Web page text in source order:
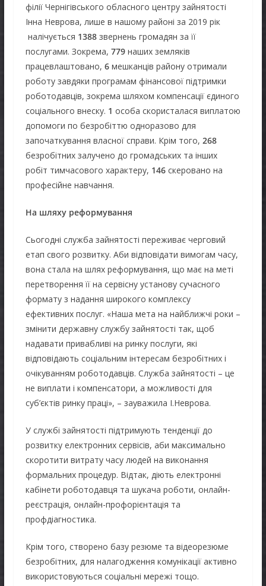
філії Чернігівського обласного центру зайнятості
Інна Неврова, лише в нашому районі за 2019 рік
налічується 1388 звернень громадян за її
послугами. Зокрема, 779 наших земляків
працевлаштовано, 6мешканців району отримали
роботу завдяки програмам фінансової підтримки
роботодавців, зокрема шляхом компенсації єдиного
соціального внеску. 1 особа скористалася виплатою
допомоги по безробіттю одноразово для
започаткування власної справи. Крім того, 268
безробітних залучено до громадських та інших
робіт тимчасового характеру, 146скеровано на
професійне навчання.
На шляху реформування
Сьогодні служба зайнятості переживає черговий
етап свого розвитку. Аби відповідати вимогам часу,
вона стала на шлях реформування, що має на меті
перетворення її на сервісну установу сучасного
формату з надання широкого комплексу
ефективних послуг. «Наша мета на найближчі роки –
змінити державну службу зайнятості так, щоб
надавати привабливі на ринку послуги, які
відповідають соціальним інтересам безробітних і
очікуванням роботодавців. Служба зайнятості – це
не виплати і компенсатори, а можливості для
суб’єктів ринку праці», – зауважила І.Неврова.
У службі зайнятості підтримують тенденції до
розвитку електронних сервісів, аби максимально
скоротити витрату часу людей на виконання
формальних процедур. Відтак, діють електронні
кабінети роботодавця та шукача роботи, онлайн-
реєстрація, онлайн-профорієнтація та
профдіагностика.
Крім того, створено базу резюме та відеорезюме
безробітних, для налагодження комунікації активно
використовуються соціальні мережі тощо.